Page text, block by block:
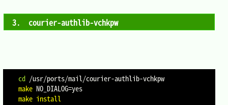
3.　courier-authlib-vchkpw
cd
/usr/ports/mail/courier-authlib-vchkpw
make NO_DIALOG=
make install